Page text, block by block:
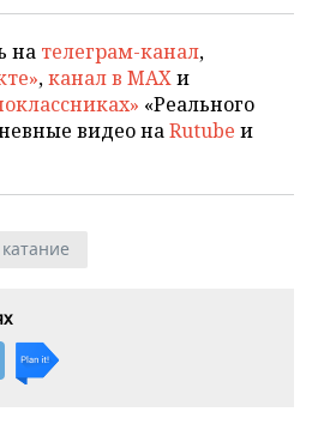
на телеграм-канал,
,канал в MAXи
«Реального
видео наRutube и